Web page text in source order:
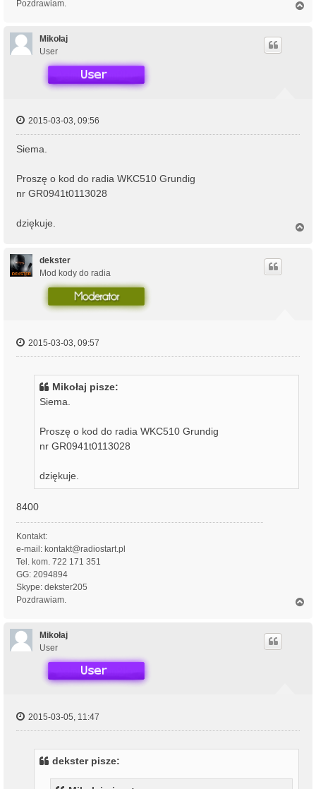
Pozdrawiam.
Mikołaj
User
2015-03-03, 09:56
Siema.
Proszę o kod do radia WKC510 Grundig
nr GR0941t0113028
dziękuje.
dekster
Mod kody do radia
2015-03-03, 09:57
Mikołaj pisze:
Siema.
Proszę o kod do radia WKC510 Grundig
nr GR0941t0113028
dziękuje.
8400
Kontakt:
e-mail: kontakt@radiostart.pl
Tel. kom. 722 171 351
GG: 2094894
Skype: dekster205
Pozdrawiam.
Mikołaj
User
2015-03-05, 11:47
dekster pisze: